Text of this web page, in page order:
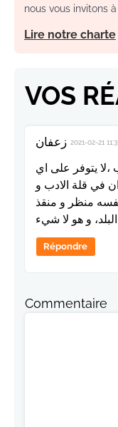
nous vous invitons
Lire notre charte
VOS
زعفان 2021-02-21
،لا يتوفر على اي
في قلة الادب و
منظر و منقذ
البلد، و هو لا شيء
Répondre
Commentaire